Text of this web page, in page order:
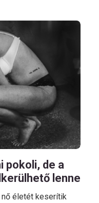
pokoli, de a
lenne
életét keserítik